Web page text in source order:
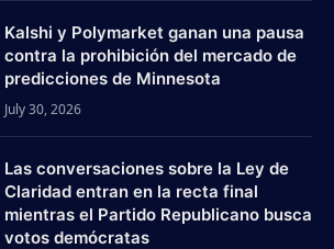
Kalshi y Polymarket ganan una pausa
contra la prohibición del mercado de
predicciones de Minnesota
July 30, 2026
Las conversaciones sobre la Ley de
Claridad entran en la recta final
mientras el Partido Republicano busca
votos demócratas